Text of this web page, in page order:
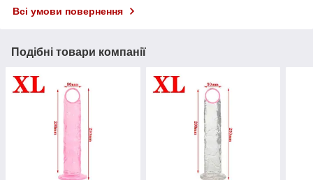
Всі умови повернення
Подібні товари компанії